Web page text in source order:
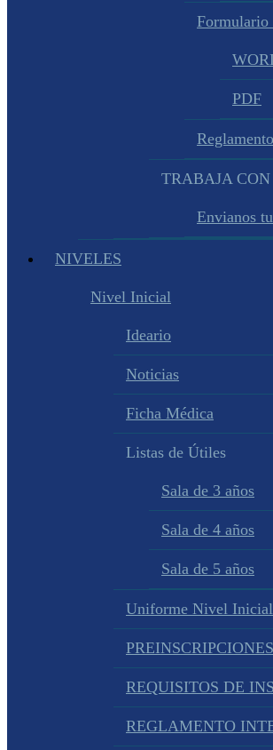
Formulario
PDF
TRABAJA CON
Envianos
NIVELES
Nivel Inicial
Ideario
Noticias
Ficha Médica
Listas de Útiles
Sala de 3 años
Sala de 4 años
Sala de 5 años
Uniforme Nivel Inicial
REQUISITOS DE
REGLAMENTO